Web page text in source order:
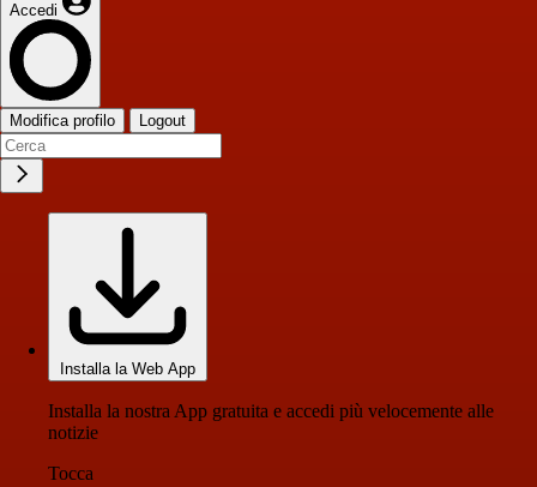
Accedi
Modifica profilo Logout
Installa la Web App
Installa la nostra App gratuita e accedi più velocemente alle
notizie
Tocca